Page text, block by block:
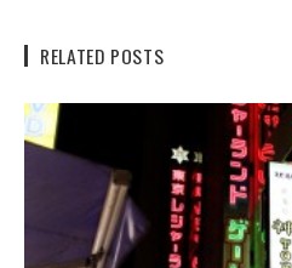
RELATED POSTS